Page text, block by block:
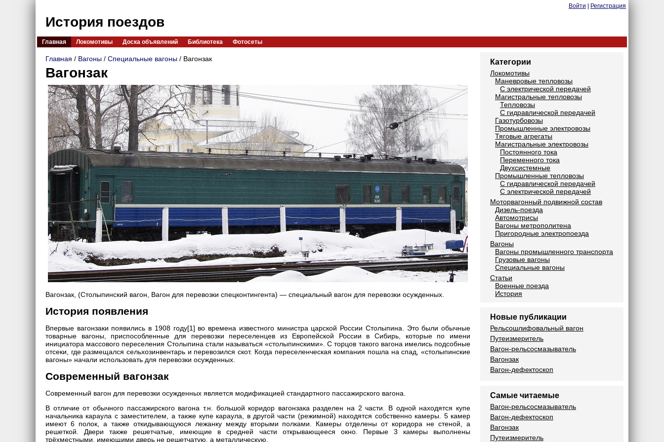
Войти Регистрация
История поездов
Главная Локомотивы Доска объявлений Библиотека Фотосеты
Главная / Вагоны / Специальные вагоны / Вагонзак
Вагонзак
Вагонзак, (Столыпинский вагон, Вагон для перевозки спецконтингента) — специальный вагон для перевозки осужденных.
История появления
Впервые вагонзаки появились в 1908 году[1] во времена известного министра царской России Столыпина. Это были обычные
товарные вагоны, приспособленные для перевозки переселенцев из Европейской России в Сибирь, которые по имени
инициатора массового переселения Столыпина стали называться «столыпинскими». С торцов такого вагона имелись подсобные
отсеки, где размещался сельхозинвентарь и перевозился скот. Когда переселенческая компания пошла на спад, «столыпинские
вагоны» начали использовать для перевозки осужденных.
Современный вагонзак
Современный вагон для перевозки осужденных является модификацией стандартного пассажирского вагона.
В отличие от обычного пассажирского вагона т.н. большой коридор вагонзака разделен на 2 части. В одной находятся купе
начальника караула с заместителем, а также купе караула, в другой части (режимной) находятся собственно камеры. 5 камер
имеют 6 полок, а также откидывающуюся лежанку между вторыми полками. Камеры отделены от коридора не стеной, а
решеткой. Двери также решетчатые, имеющие в средней части открывающееся окно. Первые 3 камеры выполнены
трёхместными, имеющими дверь не решетчатую, а металлическую.
Категории
Локомотивы
Маневровые тепловозы
С электрической передачей
Магистральные тепловозы
Тепловозы
С гидравлической передачей
Газотурбовозы
Промышленные электровозы
Тяговые агрегаты
Магистральные электровозы
Постоянного тока
Переменного тока
Двухсистемные
Промышленные тепловозы
С гидравлической передачей
С электрической передачей
Моторвагонный подвижной состав
Дизель-поезда
Автомотрисы
Вагоны метрополитена
Пригородные электропоезда
Вагоны
Вагоны промышленного транспорта
Грузовые вагоны
Специальные вагоны
Статьи
Военные поезда
История
Новые публикации
Рельсошлифовальный вагон
Путеизмеритель
Вагон-рельсосмазыватель
Вагонзак
Вагон-дефектоскоп
Самые читаемые
Вагон-рельсосмазыватель
Вагон-дефектоскоп
Вагонзак
Путеизмеритель